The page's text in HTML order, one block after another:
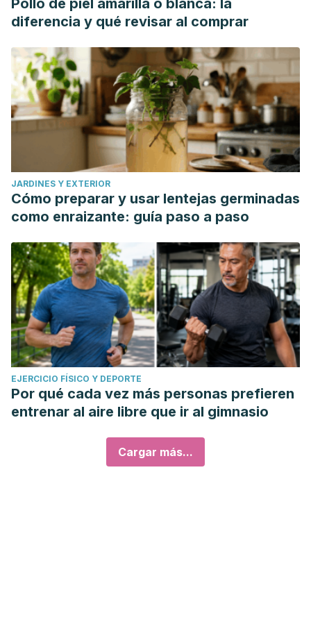
Pollo de piel amarilla o blanca: la
diferencia y qué revisar al comprar
JARDINES Y EXTERIOR
Cómo preparar y usar lentejas germinadas
como enraizante: guía paso a paso
EJERCICIO FÍSICO Y DEPORTE
Por qué cada vez más personas prefieren
entrenar al aire libre que ir al gimnasio
Cargar más...